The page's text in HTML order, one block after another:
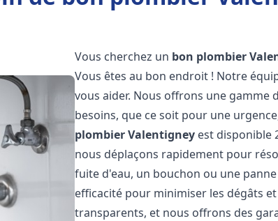
Vous cherchez un bon plombier
Vous êtes au bon endroit ! Notre
vous aider. Nous offrons une gamme
besoins, que ce soit pour une
plombierValentigney est disponible
nous déplaçons rapidement pour
fuite d'eau, un bouchon ou une
efficacité pour minimiser les dégâts
transparents, et nous offrons des